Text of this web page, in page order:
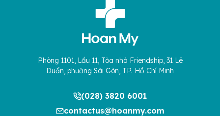
Phòng 1101, Lầu 11, Tòa nhà Friendship, 31 Lê
Duẩn, phường Sài Gòn, TP. Hồ Chí Minh
(028) 3820 6001
contactus@hoanmy.com